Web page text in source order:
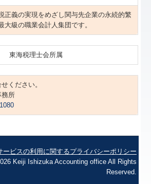
正義の実現をめざし関与先企業の永続的繁
大級の職業会計人集団です。
東海税理士会所属
ください。
務所
ービスの利用に関するプライバシーポリシー
Keiji Ishizuka Accounting office All Rights
Reserved.